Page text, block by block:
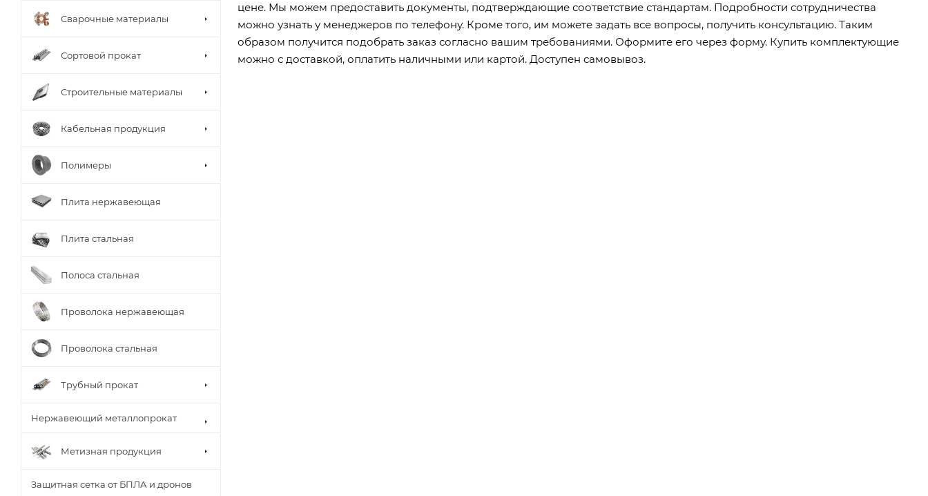
цене. Мы можем предоставить документы, подтверждающие соответствие стандартам. Подробности сотрудничества
можно узнать у менеджеров по телефону. Кроме того, им можете задать все вопросы, получить консультацию. Таким
образом получится подобрать заказ согласно вашим требованиями. Оформите его через форму. Купить комплектующие
можно с доставкой, оплатить наличными или картой. Доступен самовывоз.
Сварочные материалы
Сортовой прокат
Строительные материалы
Кабельная продукция
Полимеры
Плита нержавеющая
Плита стальная
Полоса стальная
Проволока нержавеющая
Проволока стальная
Трубный прокат
Нержавеющий металлопрокат
Метизная продукция
Защитная сетка от БПЛА и дронов